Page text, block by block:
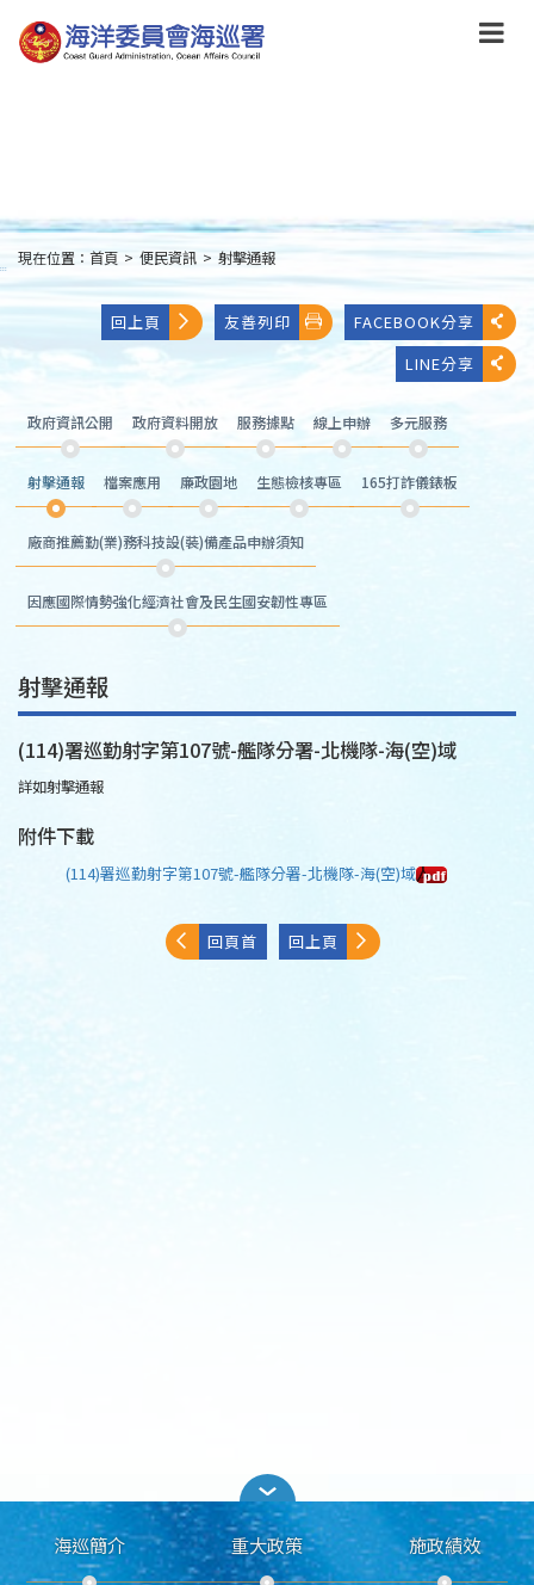
到
主
:::
現在位置： 首頁 > 便民資訊 > 射擊通報
回上頁 友善列印
FACEBOOK分享
LINE分享
政府資訊公開 政府資料開放 服務據點 線上申辦 多元服務
射擊通報 檔案應用 廉政園地 生態檢核專區 165打詐儀錶板
廠商推薦勤(業)務科技設(裝)備產品申辦須知
因應國際情勢強化經濟社會及民生國安韌性專區
射擊通報
(114)署巡勤射字第107號-艦隊分署-北機隊-海(空)域
詳如射擊通報
附件下載
(114)署巡勤射字第107號-艦隊分署-北機隊-海(空)域
回頁首 回上頁
海巡簡介 重大政策 施政績效